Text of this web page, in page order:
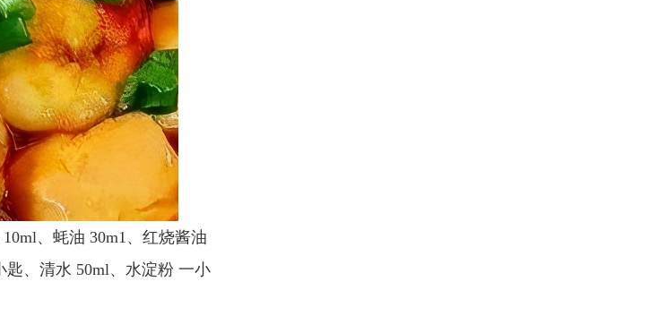
、蚝油 30m1、红烧酱油
、清水 50ml、水淀粉 一小